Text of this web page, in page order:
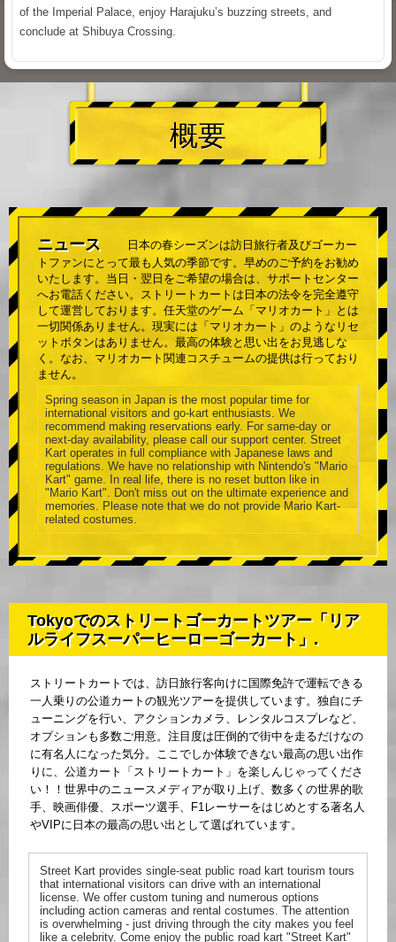
of the Imperial Palace, enjoy Harajuku’s buzzing streets, and
conclude at Shibuya Crossing.
概要
ニュース
日本の春シーズンは訪日旅行者及びゴーカー
トファンにとって最も人気の季節です。早めのご予約をお勧め
いたします。当日・翌日をご希望の場合は、サポートセンター
へお電話ください。ストリートカートは日本の法令を完全遵守
して運営しております。任天堂のゲーム「マリオカート」とは
一切関係ありません。現実には「マリオカート」のようなリセ
ットボタンはありません。最高の体験と思い出をお見逃しな
く。なお、マリオカート関連コスチュームの提供は行っており
ません。
Spring season in Japan is the most popular time for
international visitors and go-kart enthusiasts. We
recommend making reservations early. For same-day or
next-day availability, please call our support center. Street
Kart operates in full compliance with Japanese laws and
regulations. We have no relationship with Nintendo's "Mario
Kart" game. In real life, there is no reset button like in
"Mario Kart". Don't miss out on the ultimate experience and
memories. Please note that we do not provide Mario Kart-
related costumes.
Tokyoでのストリートゴーカートツアー「リア
ルライフスーパーヒーローゴーカート」.
ストリートカートでは、訪日旅行客向けに国際免許で運転できる
一人乗りの公道カートの観光ツアーを提供しています。独自にチ
ューニングを行い、アクションカメラ、レンタルコスプレなど、
オプションも多数ご用意。注目度は圧倒的で街中を走るだけなの
に有名人になった気分。ここでしか体験できない最高の思い出作
りに、公道カート「ストリートカート」を楽しんじゃってくださ
い！！世界中のニュースメディアが取り上げ、数多くの世界的歌
手、映画俳優、スポーツ選手、F1レーサーをはじめとする著名人
やVIPに日本の最高の思い出として選ばれています。
Street Kart provides single-seat public road kart tourism tours
that international visitors can drive with an international
license. We offer custom tuning and numerous options
including action cameras and rental costumes. The attention
is overwhelming - just driving through the city makes you feel
like a celebrity. Come enjoy the public road kart "Street Kart"